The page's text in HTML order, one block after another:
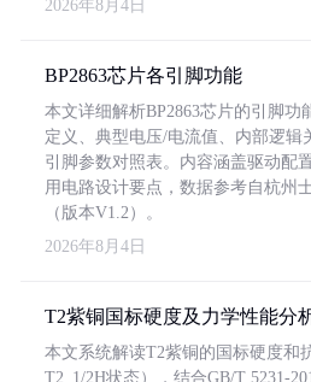
2026年8月4日
BP2863芯片各引脚功能
本文详细解析BP2863芯片的引脚功
定义、典型电压/电流值、内部逻辑
引脚参数对照表。内容涵盖驱动配
用电路设计要点，数据参考自杭州
（版本V1.2）。
2026年8月4日
T2紫铜国标硬度及力学性能分
本文系统解读T2紫铜的国标硬度和
T2_1/2H状态），结合GB/T 5231-